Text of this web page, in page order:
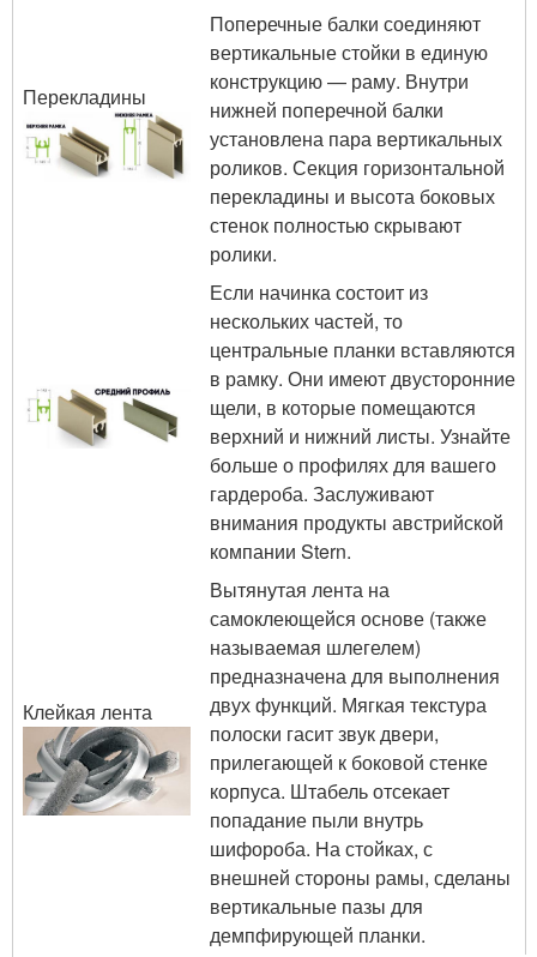
Перекладины
Поперечные балки соединяют
вертикальные стойки в единую
конструкцию — раму. Внутри
нижней поперечной балки
установлена пара вертикальных
роликов. Секция горизонтальной
перекладины и высота боковых
стенок полностью скрывают
ролики.
Если начинка состоит из
нескольких частей, то
центральные планки вставляются
в рамку. Они имеют двусторонние
щели, в которые помещаются
верхний и нижний листы. Узнайте
больше о профилях для вашего
гардероба. Заслуживают
внимания продукты австрийской
компании Stern.
Клейкая лента
Вытянутая лента на
самоклеющейся основе (также
называемая шлегелем)
предназначена для выполнения
двух функций. Мягкая текстура
полоски гасит звук двери,
прилегающей к боковой стенке
корпуса. Штабель отсекает
попадание пыли внутрь
шифороба. На стойках, с
внешней стороны рамы, сделаны
вертикальные пазы для
демпфирующей планки.